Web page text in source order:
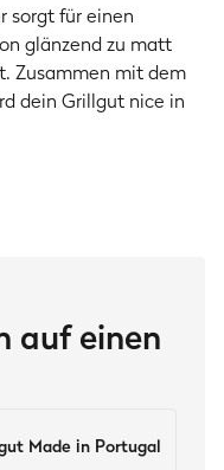
sorgt für einen
glänzend zu matt
Zusammen mit dem
dein Grillgut nice in
auf einen
Made in Portugal